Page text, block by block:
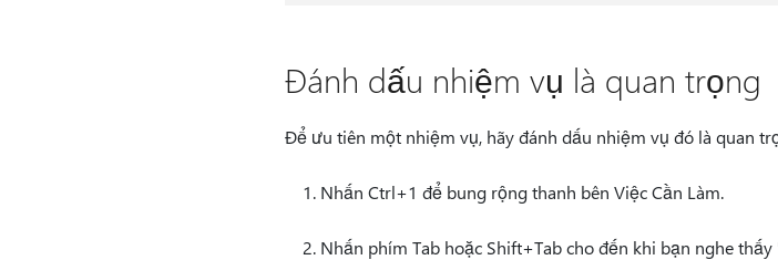
Đánh dấu nhiệm vụ là quan trọng
Để ưu tiên một nhiệm vụ, hãy đánh dấu nhiệm vụ đó là quan
Nhấn Ctrl+1 để bung rộng thanh bên Việc Cần Làm.
Nhấn phím Tab hoặc Shift+Tab cho đến khi bạn nghe